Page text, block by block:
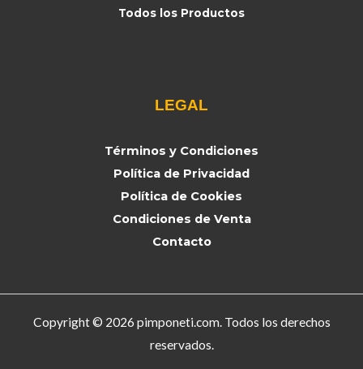
Todos los Productos
LEGAL
Términos y Condiciones
Política de Privacidad
Política de Cookies
Condiciones de Venta
Contacto
Copyright © 2026 pimponeti.com. Todos los derechos
reservados.